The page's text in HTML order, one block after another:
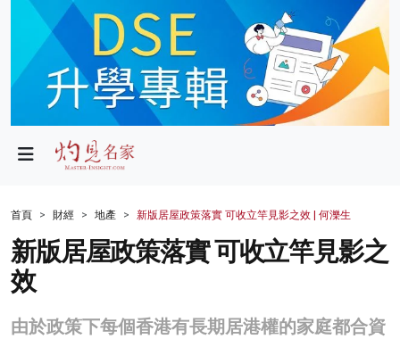
政局
財經
生活
健康
商業
首頁 財經 地產 新版居屋政策落實 可收立竿見影之效 | 何濼生
新版居屋政策落實 可收立竿見影之
效
由於政策下每個香港有長期居港權的家庭都合資